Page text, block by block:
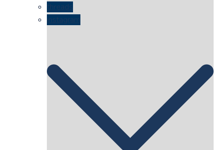
threads
instagram